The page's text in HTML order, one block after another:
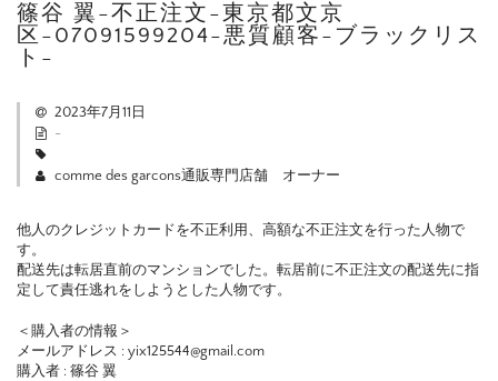
篠谷 翼-不正注文-東京都文京
区-07091599204-悪質顧客-ブラックリス
ト-
2023年7月11日
-
comme des garcons通販専門店舗 オーナー
他人のクレジットカードを不正利用、高額な不正注文を行った人物で
す。
配送先は転居直前のマンションでした。転居前に不正注文の配送先に指
定して責任逃れをしようとした人物です。
＜購入者の情報＞
メールアドレス : yix125544@gmail.com
購入者 : 篠谷 翼